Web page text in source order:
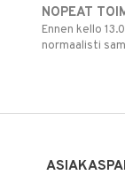
NOPEAT
Ennen kello
normaalisti